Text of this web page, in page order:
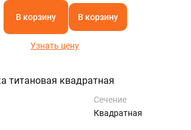
В корзину В корзину
Узнать цену
титановая квадратная
Сечение
Квадратная